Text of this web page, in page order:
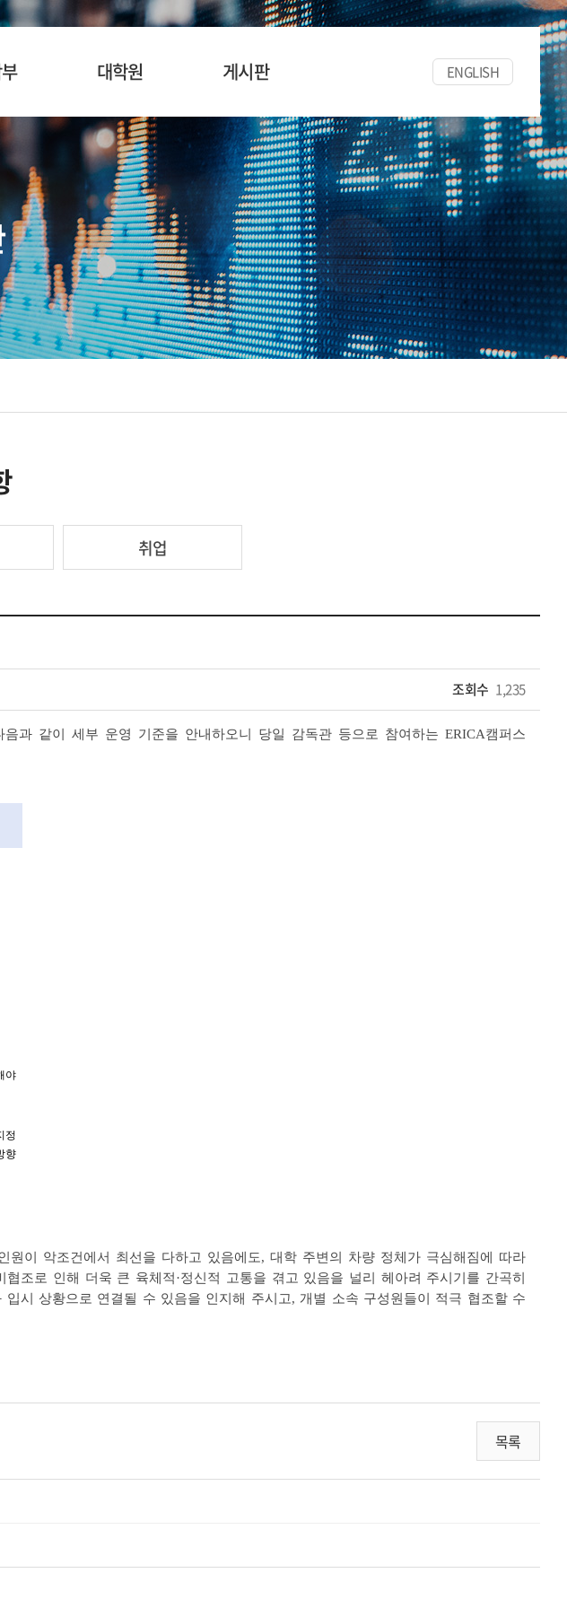
내
표
정
검색
안내
동
대학원
입학안내
교육목표
교육과정
관심과목검색
장학제도
BK21
게시판
공지사항
세미나/워크숍
한양경금뉴스
자료실
ENGLISH
취업
조회수 1,235
과 같이 세부 운영 기준을 안내하오니 당일 감독관 등으로 참여하는 ERICA캠퍼스
야
정
향
이 악조건에서 최선을 다하고 있음에도, 대학 주변의 차량 정체가 극심해짐에 따라
조로 인해 더욱 큰 육체적·정신적 고통을 겪고 있음을 널리 헤아려 주시기를 간곡히
시 상황으로 연결될 수 있음을 인지해 주시고, 개별 소속 구성원들이 적극 협조할 수
목록